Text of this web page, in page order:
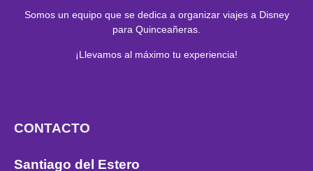
Somos un equipo que se dedica a organizar viajes a Disney
para Quinceañeras.
¡Llevamos al máximo tu experiencia!
CONTACTO
Santiago del Estero